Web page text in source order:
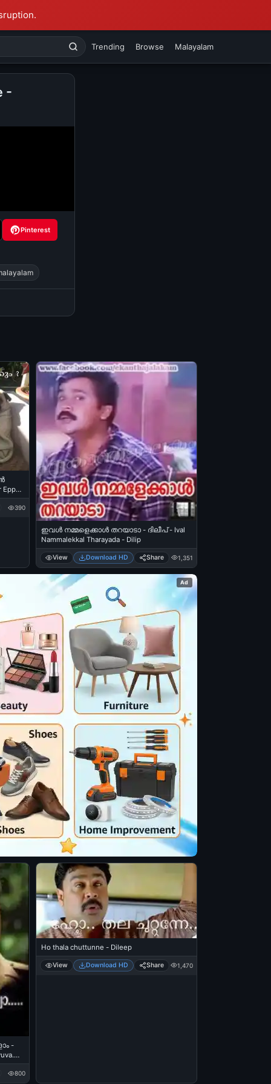
Trending Browse Malayalam
-
Pinterest
390
ഇവള്‍ നമ്മളെക്കാള്‍ തറയാടാ - ദിലീപ് - Ival
Nammalekkal Tharayada - Dilip
View Download HD Share 1,351
Ad
-
800
Ho thala chuttunne - Dileep
View Download HD Share 1,470